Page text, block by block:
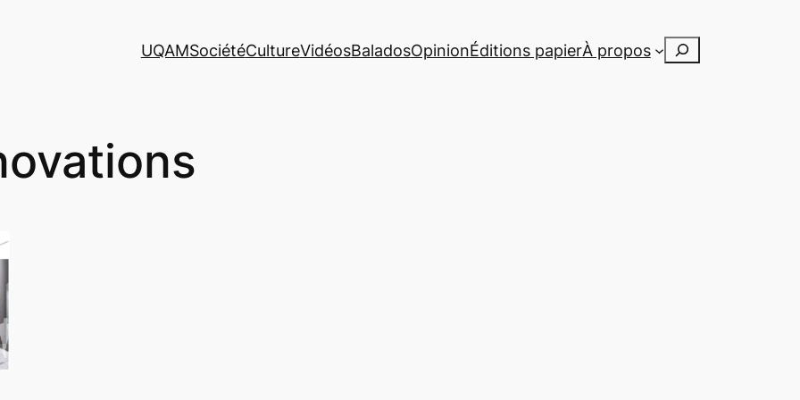
UQAMSociétéCultureVidéosBaladosOpinionÉditions papierÀ propos Rechercher